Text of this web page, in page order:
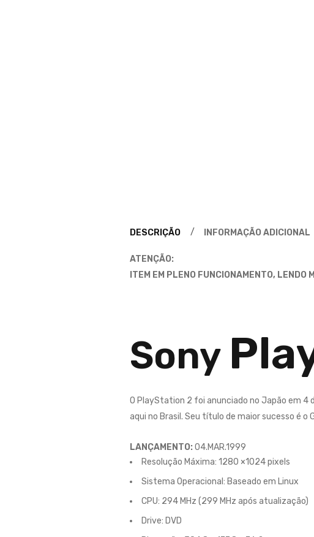
DESCRIÇÃO INFORMAÇÃO ADICIONAL
ATENÇÃO:
ITEM EM PLENO FUNCIONAMENTO,
Sony
O PlayStation 2 foi anunciado no Japão em 4
aqui no Brasil. Seu título de maior sucesso é o
LANÇAMENTO: 04.MAR.1999
Resolução Máxima: 1280 ×1024 pixels
Sistema Operacional: Baseado em Linux
CPU: 294 MHz (299 MHz após atualização)
Drive: DVD